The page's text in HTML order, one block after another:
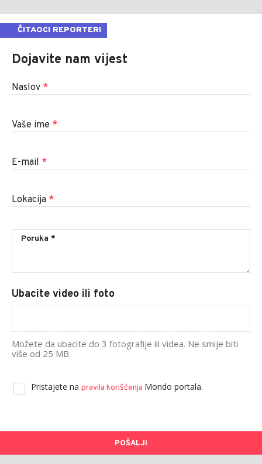
ČITAOCI REPORTERI
Dojavite nam vijest
Naslov *
Vaše ime *
E-mail *
Lokacija *
Ubacite video ili foto
Možete da ubacite do 3 fotografije ili videa. Ne smije biti
više od 25 MB.
Pristajete na pravila korišćenja Mondo portala.
POŠALJI